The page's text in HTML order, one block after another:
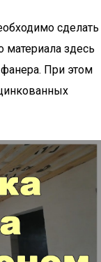
сделать
материала здесь
При этом